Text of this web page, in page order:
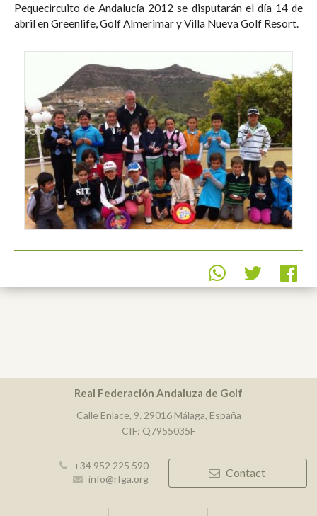
Pequecircuito de Andalucía 2012 se disputarán el día 14 de
abril en Greenlife, Golf Almerimar y Villa Nueva Golf Resort.
Real Federación Andaluza de Golf
Calle Enlace, 9. 29016 Málaga, España
CIF: Q7955035F
+34 952 225 590
info@rfga.org
Contact